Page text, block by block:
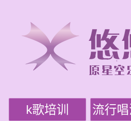
k歌培训 流行唱